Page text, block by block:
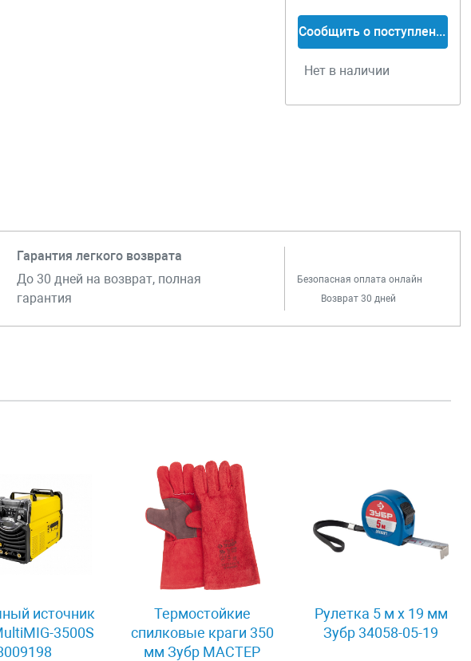
Сообщить о поступлении
Нет в наличии
Гарантия легкого возврата
До 30 дней на возврат, полная
гарантия
Безопасная оплата онлайн
Возврат 30 дней
источник
3500S
Термостойкие
спилковые краги 350
мм Зубр МАСТЕР
Рулетка 5 м x 19 мм
Зубр 34058-05-19